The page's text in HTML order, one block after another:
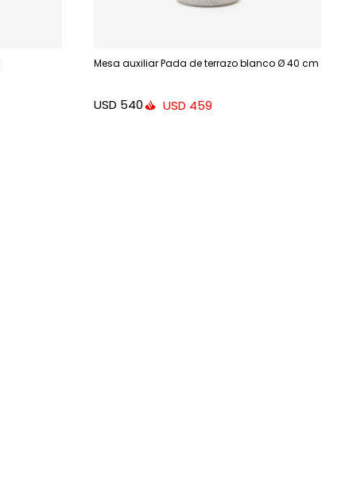
Mesa auxiliar Pada de terrazo blanco Ø 40 cm
USD 540 USD 459